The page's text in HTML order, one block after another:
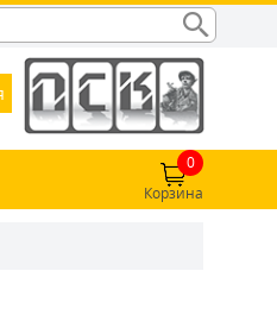
0
Корзина